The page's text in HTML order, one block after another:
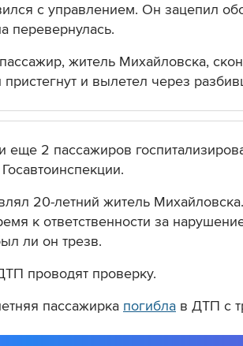
с управлением. Он зацепил
перевернулась.
житель Михайловска,
и вылетел через
еще 2 пассажиров
20-летний житель
к ответственности за
ли он трезв.
проводят проверку.
пассажирка погибла в ДТП с